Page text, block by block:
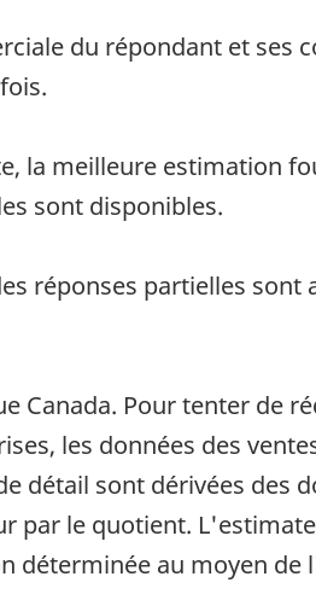
du répondant et ses
la meilleure estimation
sont disponibles.
réponses partielles sont
Canada. Pour tenter de
les données des
détail sont dérivées des
par le quotient.
déterminée au moyen de